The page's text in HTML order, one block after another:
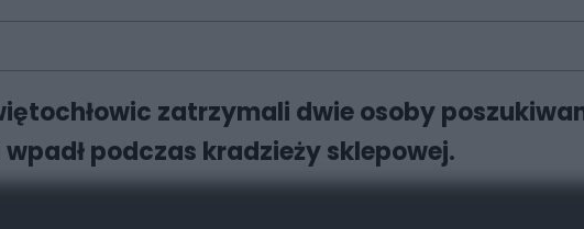
zatrzymali dwie osoby
podczas kradzieży sklepowej.